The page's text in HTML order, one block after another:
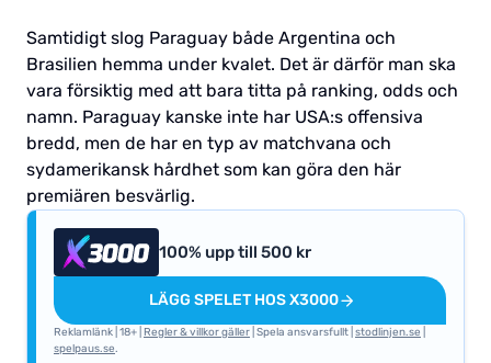
Samtidigt slog Paraguay både Argentina och
Brasilien hemma under kvalet. Det är därför man ska
vara försiktig med att bara titta på ranking, odds och
namn. Paraguay kanske inte har USA:s offensiva
bredd, men de har en typ av matchvana och
sydamerikansk hårdhet som kan göra den här
premiären besvärlig.
100% upp till 500 kr
LÄGG SPELET HOS X3000
Reklamlänk | 18+ | Regler & villkor gäller | Spela ansvarsfullt | stodlinjen.se
spelpaus.se.